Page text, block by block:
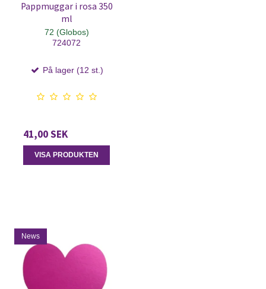
Pappmuggar i rosa 350
ml
72 (Globos)
724072
På lager (12 st.)
41,00 SEK
VISA PRODUKTEN
News